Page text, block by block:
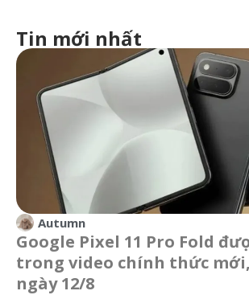
Tin mới nhất
Autumn
Google Pixel 11 Pro Fold
trong video chính thức
ngày 12/8